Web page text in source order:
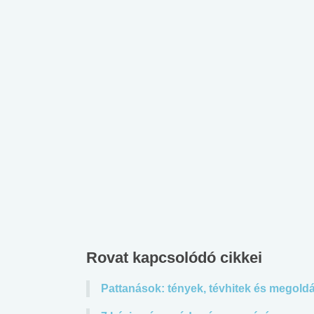
Rovat kapcsolódó cikkei
Pattanások: tények, tévhitek és